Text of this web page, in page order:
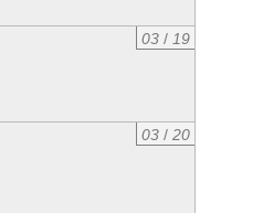
03/ 19
03/ 20